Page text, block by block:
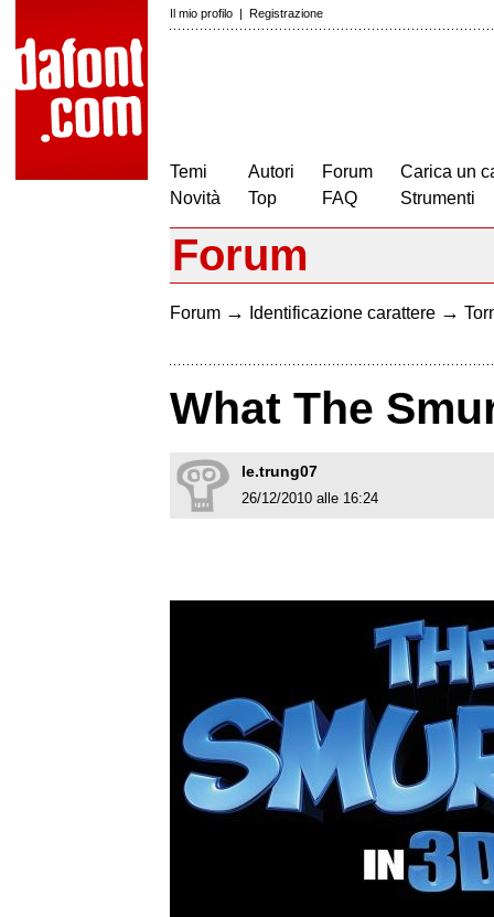
Il mio profilo | Registrazione
Temi
Novità
Autori
Top
Forum
FAQ
Carica un
Strumenti
Forum
Forum → Identificazione carattere →
What The
le.trung07
26/12/2010 alle 16:24